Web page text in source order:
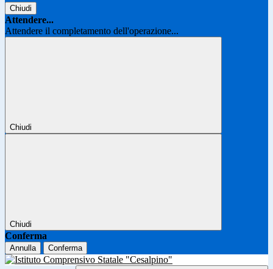
Chiudi
Attendere...
Attendere il completamento dell'operazione...
Chiudi
Chiudi
Conferma
Annulla Conferma